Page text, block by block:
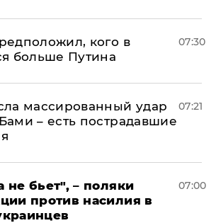
кого в
больше Путина
07:30
массированный удар
– есть пострадавшие
07:21
бьет", – поляки
против насилия в
07:00